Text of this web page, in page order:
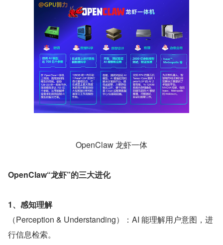
OpenClaw 龙虾一体
OpenClaw“龙虾”的三大进化
1、感知理解
（Perception & Understanding）：AI 能理解用户意图，进
行信息检索。